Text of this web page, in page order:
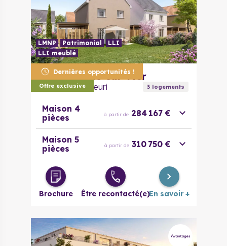
Dernières opportunités !
Offre exclusive
LMNP Patrimonial
LLI
LLI meublé
14160 Dives-sur-Mer
Le Hameau Fleuri 3logements
Maison 4
pièces
à partir de 284 167 €
Maison 5
pièces
à partir de 310 750 €
Brochure Être recontacté(e)En savoir +